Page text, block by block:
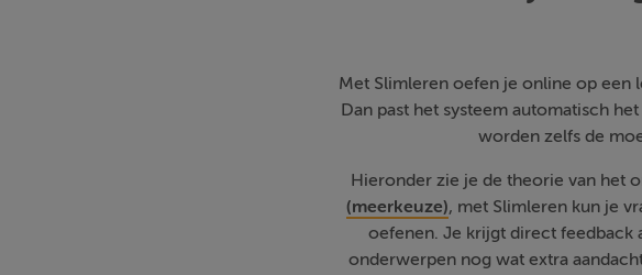
Met Slimleren oefen je online op een
Dan past het systeem automatisch
worden zelfs de
Hieronder zie je de theorie van het
(meerkeuze), met Slimleren kun je
oefenen. Je krijgt direct feedback
onderwerpen nog wat extra